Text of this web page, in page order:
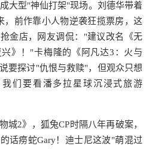
大型"神仙打架"现场。刘德华带着
，前作靠小人物逆袭狂揽票房，这
金店，网友调侃："建议改名《无
》！"卡梅隆的《阿凡达3：火与
要探讨"仇恨与救赎"，但观众只想
们要看潘多拉星球沉浸式旅游
城2》，狐兔CP时隔八年再破案，
话痨蛇Gary！迪士尼这波"萌混过